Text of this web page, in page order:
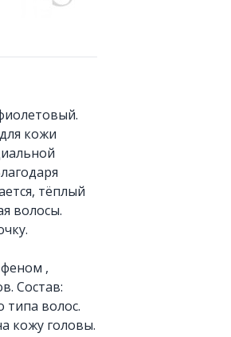
кожи
тёплый
волосы.
,
Состав:
типа волос.
кожу головы.